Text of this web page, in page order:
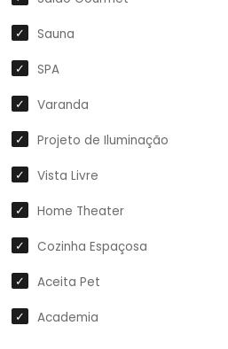
Sauna
SPA
Varanda
Projeto de Iluminação
Vista Livre
Home Theater
Cozinha Espaçosa
Aceita Pet
Academia